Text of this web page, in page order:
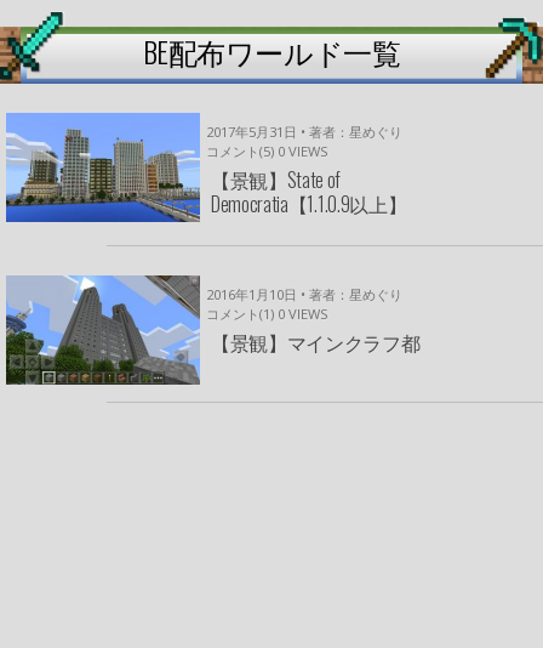
BE配布ワールド一覧
2017年5月31日 • 著者：星めぐり
コメント(5) 0 VIEWS
【景観】State of
Democratia【1.1.0.9以上】
2016年1月10日 • 著者：星めぐり
コメント(1) 0 VIEWS
【景観】マインクラフ都